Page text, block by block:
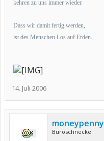
kehren zu uns immer wieder.
Dass wir damit fertig werden,
ist des Menschen Los auf Erden.
14. Juli 2006
moneypenny
Büroschnecke